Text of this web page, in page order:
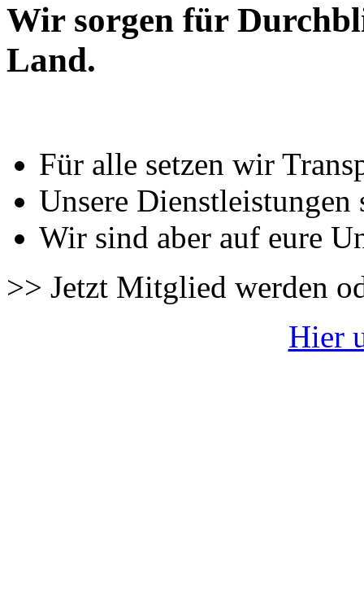
Wir sorgen für
Land.
Für alle setzen wir
Unsere Dienstleistungen
Wir sind aber auf eure
>> Jetzt Mitglied werden
Hier